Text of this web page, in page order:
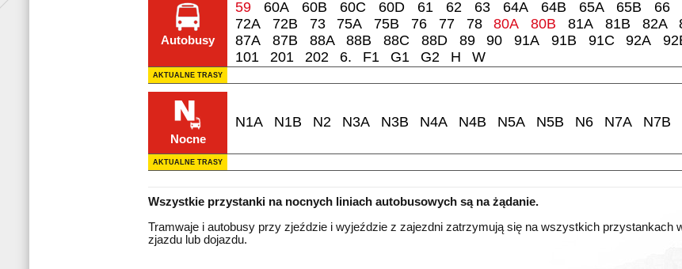
Autobusy
59
60A 60B 60C 60D 61 62 63 64A 64B 65A 65B 66
72A
72B 73 75A 75B 76 77 78 80A 80B 81A 81B 82A
87A
87B 88A 88B 88C 88D 89 90 91A 91B 91C 92A
101
201 202 6. F1 G1 G2 H W
AKTUALNE TRASY
Nocne
N1A N1B N2 N3A N3B N4A N4B N5A N5B N6 N7A N7B
AKTUALNE TRASY
Wszystkie przystanki na nocnych liniach autobusowych są na żądanie.
Tramwaje i autobusy przy zjeździe i wyjeździe z zajezdni zatrzymują się na wszystkich przystankach
zjazdu lub dojazdu.